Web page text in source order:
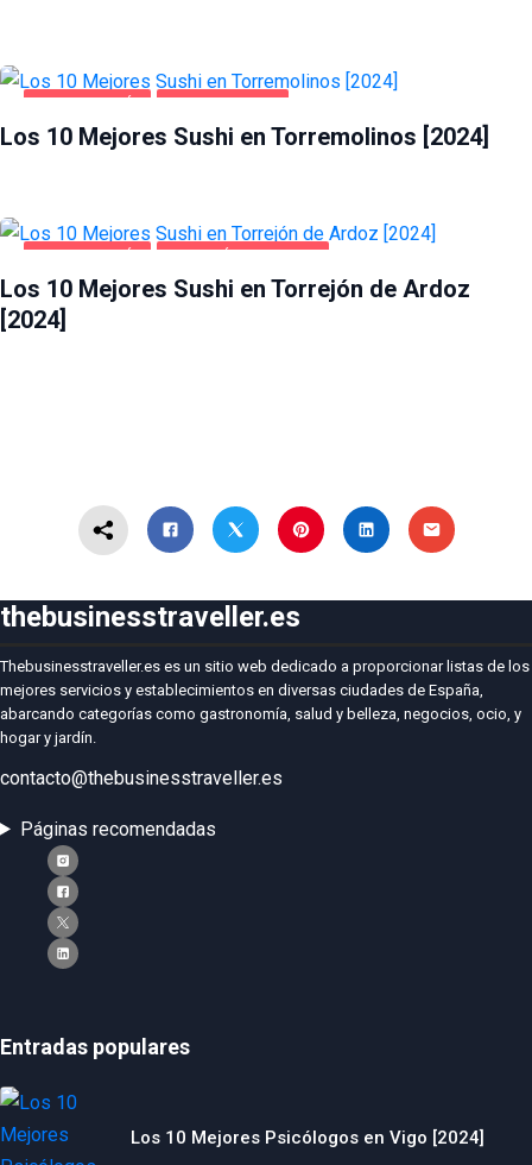
GASTRONOMÍA TORREMOLINOS
Los 10 Mejores Sushi en Torremolinos [2024]
GASTRONOMÍA TORREJÓN DE ARDOZ
Los 10 Mejores Sushi en Torrejón de Ardoz
[2024]
thebusinesstraveller.es
Thebusinesstraveller.es es un sitio web dedicado a proporcionar listas de los
mejores servicios y establecimientos en diversas ciudades de España,
abarcando categorías como gastronomía, salud y belleza, negocios, ocio, y
hogar y jardín.
contacto@thebusinesstraveller.es
Páginas recomendadas
Entradas populares
Los 10 Mejores Psicólogos en Vigo [2024]